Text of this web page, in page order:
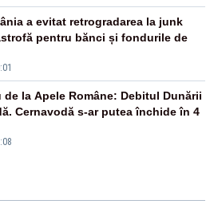
a evitat retrogradarea la junk
pentru bănci și fondurile de
la Apele Române: Debitul Dunării
Cernavodă s-ar putea închide în 4